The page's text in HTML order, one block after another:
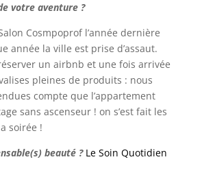
votre aventure ?
Cosmpoprof l’année dernière
année la ville est prise d’assaut.
un airbnb et une fois arrivée
pleines de produits : nous
compte que l’appartement
sans ascenseur ! on s’est fait les
soirée !
beauté ? Le Soin Quotidien